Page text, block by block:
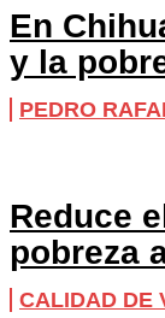
En
y la
PEDRO
Reduce
pobreza
CALIDAD DE